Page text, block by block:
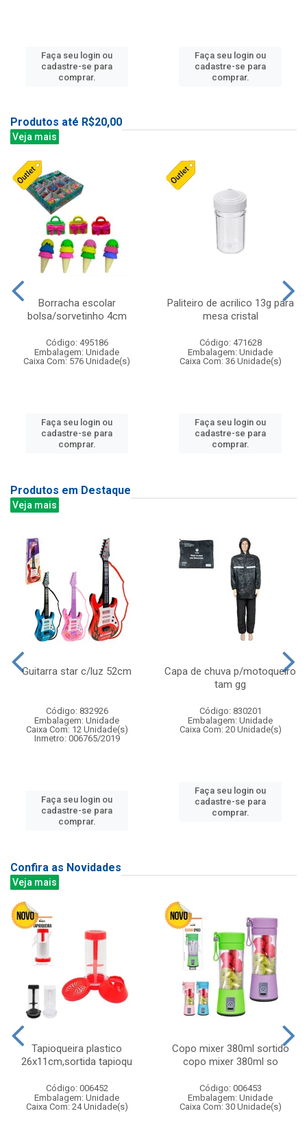
Faça seu login ou
cadastre-se para
comprar.
Faça seu login ou
cadastre-se para
comprar.
Produtos até R$20,00
Veja mais
Borracha escolar
bolsa/sorvetinho 4cm
Código: 495186
Embalagem: Unidade
Caixa Com: 576 Unidade(s)
Faça seu login ou
cadastre-se para
comprar.
Paliteiro de acrilico 13g para
mesa cristal
Código: 471628
Embalagem: Unidade
Caixa Com: 36 Unidade(s)
Faça seu login ou
cadastre-se para
comprar.
Produtos em Destaque
Veja mais
Guitarra star c/luz 52cm
Código: 832926
Embalagem: Unidade
Caixa Com: 12 Unidade(s)
Inmetro: 006765/2019
Faça seu login ou
cadastre-se para
comprar.
Capa de chuva p/motoqueiro
tam gg
Código: 830201
Embalagem: Unidade
Caixa Com: 20 Unidade(s)
Faça seu login ou
cadastre-se para
comprar.
Confira as Novidades
Veja mais
Tapioqueira plastico
26x11cm,sortida tapioqu
Código: 006452
Embalagem: Unidade
Caixa Com: 24 Unidade(s)
Copo mixer 380ml sortido
copo mixer 380ml so
Código: 006453
Embalagem: Unidade
Caixa Com: 30 Unidade(s)